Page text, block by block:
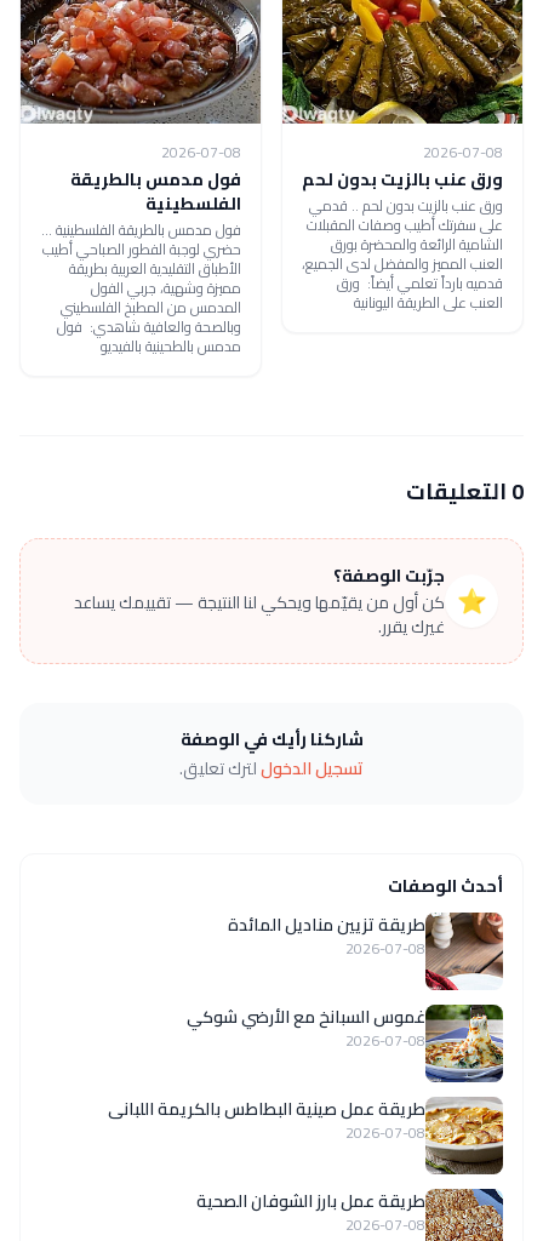
2026-07-08
ورق عنب بالزيت بدون لحم
ورق عنب بالزيت بدون لحم .. قدمي
على سفرتك أطيب وصفات المقبلات
الشامية الرائعة والمحضرة بورق
العنب المميز والمفضل لدى الجميع،
قدميه بارداً تعلمي أيضاً: ورق
العنب على الطريقة اليونانية
2026-07-08
فول مدمس بالطريقة
الفلسطينية
فول مدمس بالطريقة الفلسطينية ...
حضري لوجبة الفطور الصباحي أطيب
الأطباق التقليدية العربية بطريقة
مميزة وشهية، جربي الفول
المدمس من المطبخ الفلسطيني
وبالصحة والعافية شاهدي: فول
مدمس بالطحينية بالفيديو
0 التعليقات
⭐
جرّبت الوصفة؟
كن أول من يقيّمها ويحكي لنا النتيجة — تقييمك يساعد
غيرك يقرر.
شاركنا رأيك في الوصفة
تسجيل الدخوللترك تعليق.
أحدث الوصفات
طريقة تزيين مناديل المائدة
2026-07-08
غموس السبانخ مع الأرضي شوكي
2026-07-08
طريقة عمل صينية البطاطس بالكريمة اللبانى
2026-07-08
طريقة عمل بارز الشوفان الصحية
2026-07-08